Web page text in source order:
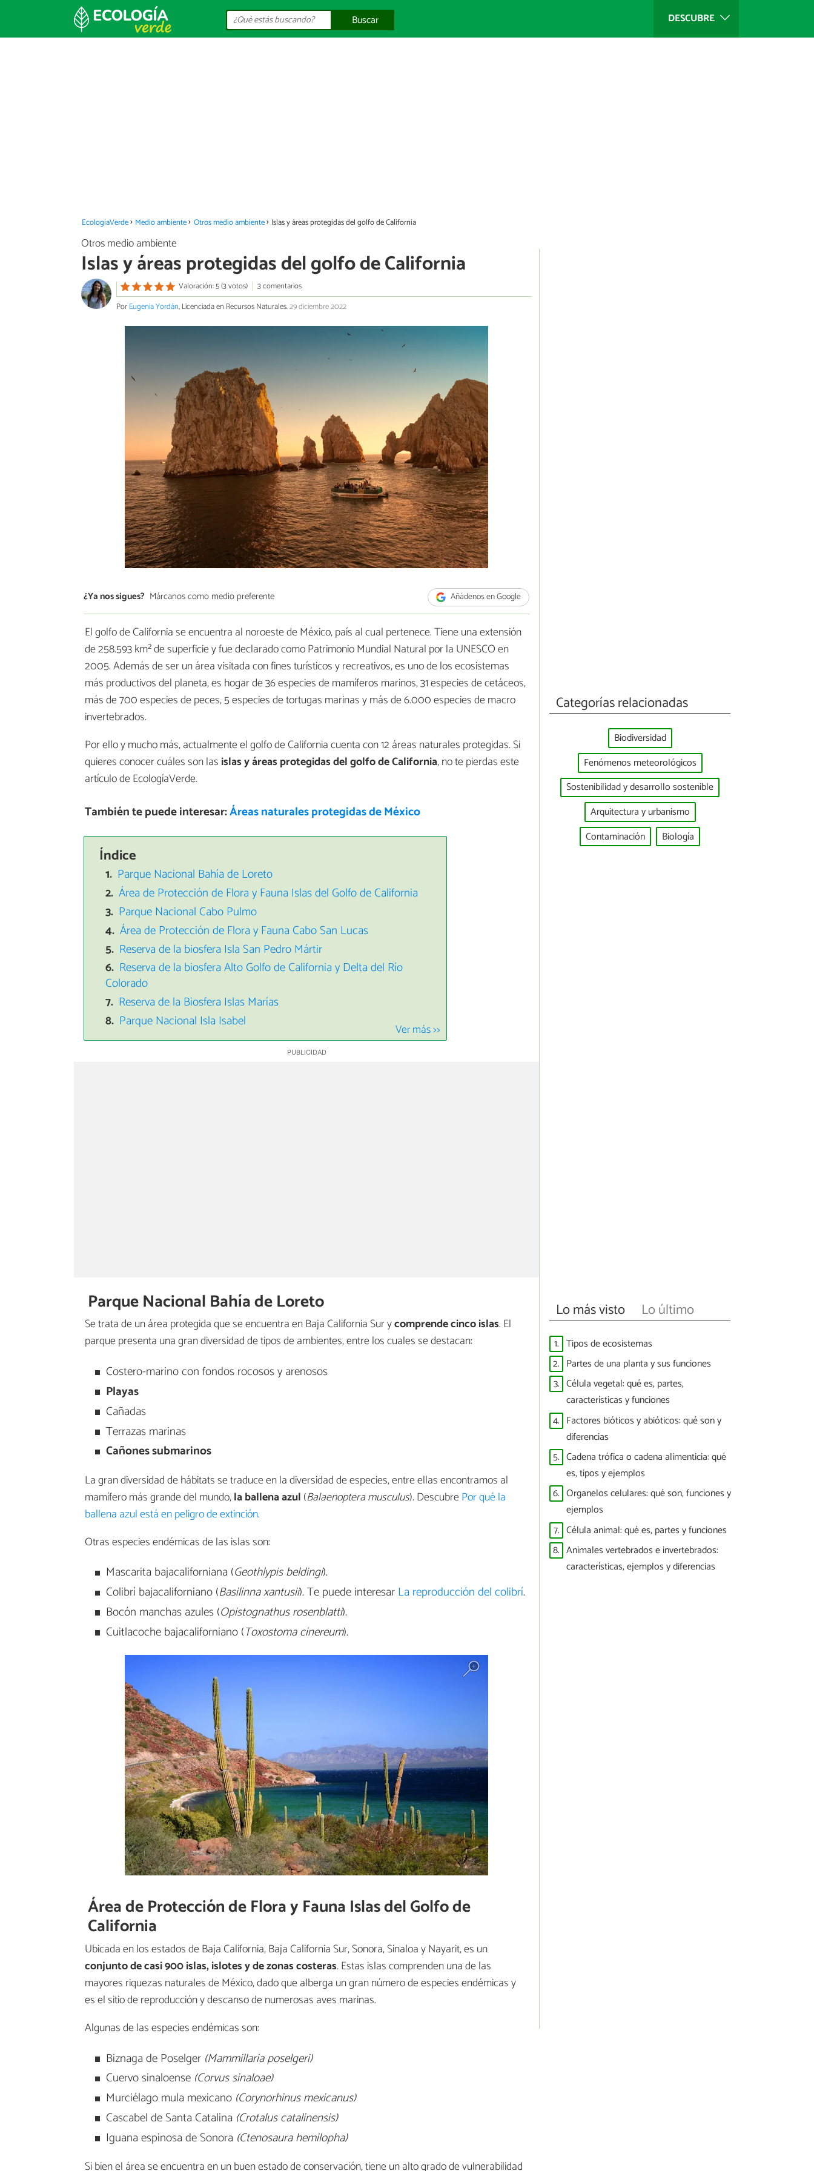
DESCUBRE
Buscar
EcologíaVerde Medio ambiente Otros medio ambiente Islas y áreas protegidas del golfo de California
Otros medio ambiente
Islas y áreas protegidas del golfo de California
Valoración: 5 (3 votos)
3 comentarios
PorEugenia Yordán, Licenciada en Recursos Naturales.29 diciembre 2022
¿Ya nos sigues? Márcanos como medio preferente Añádenos en Google
El golfo de California se encuentra al noroeste de México, país al cual pertenece. Tiene una extensión
de 258.593 km² de superficie y fue declarado como Patrimonio Mundial Natural por la UNESCO en
2005. Además de ser un área visitada con fines turísticos y recreativos, es uno de los ecosistemas
más productivos del planeta, es hogar de 36 especies de mamíferos marinos, 31 especies de cetáceos,
más de 700 especies de peces, 5 especies de tortugas marinas y más de 6.000 especies de macro
invertebrados.
Por ello y mucho más, actualmente el golfo de California cuenta con 12 áreas naturales protegidas. Si
quieres conocer cuáles son las islas y áreas protegidas del golfo de California, no te pierdas este
artículo de EcologíaVerde.
También te puede interesar:Áreas naturales protegidas de México
Índice
Parque Nacional Bahía de Loreto
Área de Protección de Flora y Fauna Islas del Golfo de California
Parque Nacional Cabo Pulmo
Área de Protección de Flora y Fauna Cabo San Lucas
Reserva de la biosfera Isla San Pedro Mártir
Reserva de la biosfera Alto Golfo de California y Delta del Río
Colorado
Reserva de la Biosfera Islas Marías
Parque Nacional Isla Isabel
Ver más >>
Parque Nacional Bahía de Loreto
Se trata de un área protegida que se encuentra en Baja California Sur ycomprende cinco islas. El
parque presenta una gran diversidad de tipos de ambientes, entre los cuales se destacan:
Costero-marino con fondos rocosos y arenosos
Playas
Cañadas
Terrazas marinas
Cañones submarinos
La gran diversidad de hábitats se traduce en la diversidad de especies, entre ellas encontramos al
mamífero más grande del mundo,la ballena azul (Balaenoptera musculus). DescubrePor qué la
ballena azul está en peligro de extinción.
Otras especies endémicas de las islas son:
Mascarita bajacaliforniana (Geothlypis beldingi).
Colibrí bajacaliforniano (Basilinnaxantusii). Te puede interesarLa reproducción del colibrí.
Bocón manchas azules (Opistognathus rosenblatti).
Cuitlacoche bajacaliforniano (Toxostoma cinereum).
Área de Protección de Flora y Fauna Islas del Golfo de
California
Ubicada en los estados de Baja California, Baja California Sur, Sonora, Sinaloa y Nayarit, es un
conjunto de casi 900 islas, islotes y de zonas costeras. Estas islas comprenden una de las
mayores riquezas naturales de México, dado que alberga un gran número de especies endémicas y
es el sitio de reproducción y descanso de numerosas aves marinas.
Algunas de las especies endémicas son:
Biznaga de Poselger (Mammillaria poselgeri)
Cuervo sinaloense (Corvus sinaloae)
Murciélago mula mexicano (Corynorhinus mexicanus)
Cascabel de Santa Catalina (Crotalus catalinensis)
Iguana espinosa de Sonora (Ctenosaura hemilopha)
Si bien el área se encuentra en un buen estado de conservación, tiene un alto grado de vulnerabilidad
Categorías relacionadas
Biodiversidad
Fenómenos meteorológicos
Sostenibilidad y desarrollo sostenible
Arquitectura y urbanismo
Contaminación
Biología
Lo más visto Lo último
1. Tipos de ecosistemas
2. Partes de una planta y sus funciones
3. Célula vegetal: qué es, partes,
características y funciones
4. Factores bióticos y abióticos: qué son y
diferencias
5. Cadena trófica o cadena alimenticia: qué
es, tipos y ejemplos
6. Organelos celulares: qué son, funciones y
ejemplos
7. Célula animal: qué es, partes y funciones
8. Animales vertebrados e invertebrados:
características, ejemplos y diferencias